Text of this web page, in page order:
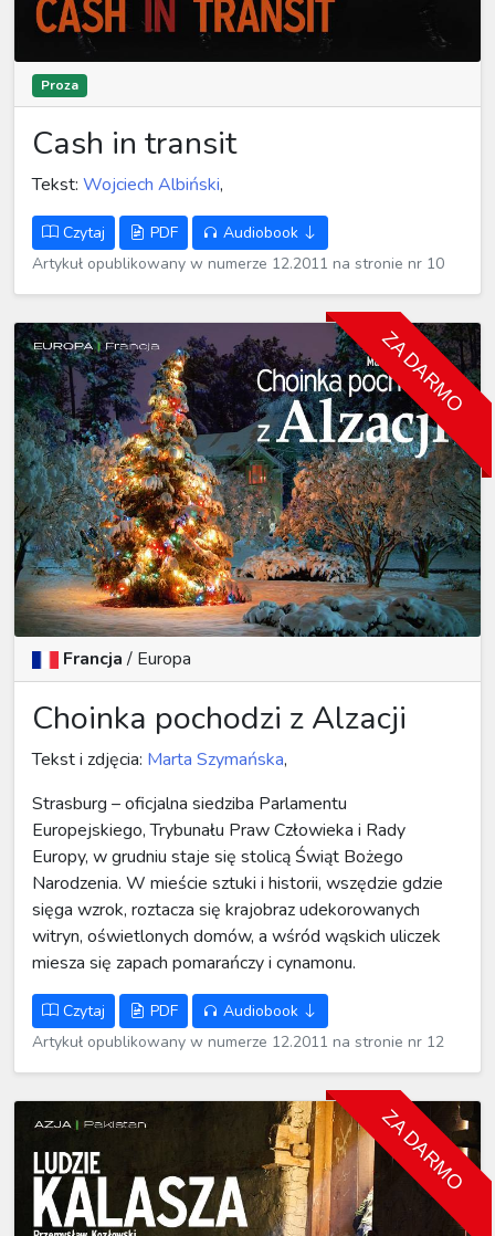
Proza
Cash in transit
Tekst: Wojciech Albiński,
Czytaj PDF
Audiobook
Artykuł opublikowany w numerze 12.2011 na stronie nr 10
ZA DARMO
Francja/ Europa
Choinka pochodzi z Alzacji
Tekst i zdjęcia: Marta Szymańska,
Strasburg – oficjalna siedziba Parlamentu
Europejskiego, Trybunału Praw Człowieka i Rady
Europy, w grudniu staje się stolicą Świąt Bożego
Narodzenia. W mieście sztuki i historii, wszędzie gdzie
sięga wzrok, roztacza się krajobraz udekorowanych
witryn, oświetlonych domów, a wśród wąskich uliczek
miesza się zapach pomarańczy i cynamonu.
Czytaj PDF
Audiobook
Artykuł opublikowany w numerze 12.2011 na stronie nr 12
ZA DARMO